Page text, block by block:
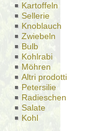
Kartoffeln
Sellerie
Knoblauch
Zwiebeln
Bulb
Kohlrabi
Möhren
Altri prodotti
Petersilie
Radieschen
Salate
Kohl